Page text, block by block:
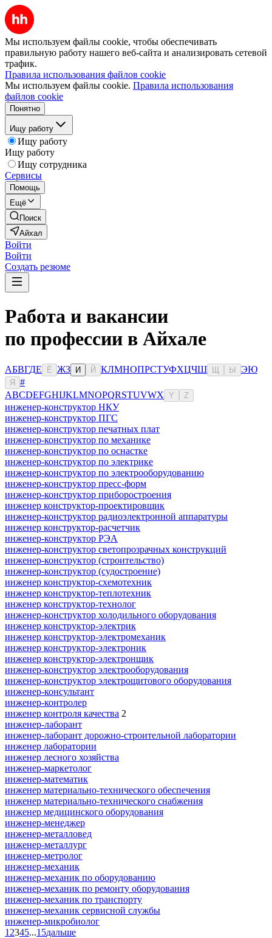
Мы используем файлы cookie, чтобы обеспечивать
правильную работу нашего веб-сайта и анализировать сетевой
трафик.
Правила использования файлов cookie
Мы используем файлы cookie. Правила использования
файлов cookie
Понятно
Ищу работу
Ищу работу
Ищу работу
Ищу сотрудника
Сервисы
Помощь
Ещё
Поиск
Айхал
Войти
Войти
Создать резюме
Работа и вакансии
по профессии в Айхале
АБВГДЕ Ё ЖЗ И Й КЛМНОПРСТУФХЦЧШ Ы ЭЮ
Я
#
ABCDEFGHIJKLMNOPQRSTUVWX Y Z
инженер-конструктор НКУ
инженер-конструктор ПГС
инженер-конструктор печатных плат
инженер-конструктор по механике
инженер-конструктор по оснастке
инженер-конструктор по электрике
инженер-конструктор по электрооборудованию
инженер-конструктор пресс-форм
инженер-конструктор приборостроения
инженер конструктор-проектировщик
инженер-конструктор радиоэлектронной аппаратуры
инженер конструктор-расчетчик
инженер-конструктор РЭА
инженер-конструктор светопрозрачных конструкций
инженер-конструктор (строительство)
инженер-конструктор (судостроение)
инженер конструктор-схемотехник
инженер конструктор-теплотехник
инженер конструктор-технолог
инженер-конструктор холодильного оборудования
инженер конструктор-электрик
инженер конструктор-электромеханик
инженер конструктор-электроник
инженер конструктор-электронщик
инженер-конструктор электрооборудования
инженер-конструктор электрощитового оборудования
инженер-консультант
инженер-контролер
инженер контроля качества 2
инженер-лаборант
инженер-лаборант дорожно-строительной лаборатории
инженер лаборатории
инженер лесного хозяйства
инженер-маркетолог
инженер-математик
инженер материально-технического обеспечения
инженер материально-технического снабжения
инженер медицинского оборудования
инженер-менеджер
инженер-металловед
инженер-металлург
инженер-метролог
инженер-механик
инженер-механик по оборудованию
инженер-механик по ремонту оборудования
инженер-механик по транспорту
инженер-механик сервисной службы
инженер-микробиолог
1 2345...15дальше